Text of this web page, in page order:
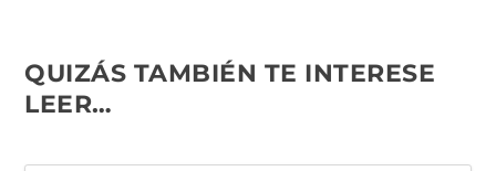
QUIZÁS TAMBIÉN TE INTERESE
LEER…